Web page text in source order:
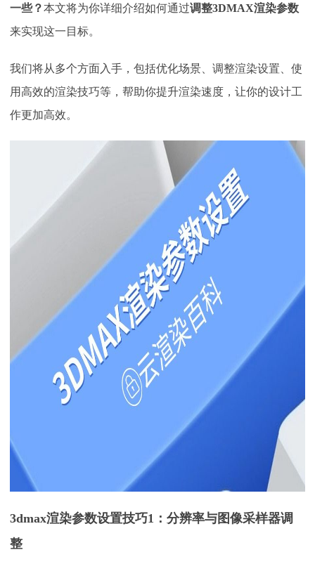
渲染大赛
渲染大赛
渲染大赛
渲染大赛
渲染大赛
渲染大赛
特惠专区
云渲染优惠攻略
青云平台
教育优惠
云渲染优惠攻略
青云平台
教育优惠
云渲染优惠攻略
青云平台
教育优惠
云渲染优惠攻略
青云平台
教育优惠
云渲染优惠攻略
青云平台
教育优惠
云渲染优惠攻略
青云平台
教育优惠
下载动画客户端
效果图客户端
动画客户端
效果图客户端
动画客户端
效果图客户端
动画客户端
效果图客户端
动画客户端
效果图客户端
动画客户端
效果图客户端
帮助/教程
一些？本文将为你详细介绍如何通过调整3DMAX渲染参数
来实现这一目标。
我们将从多个方面入手，包括优化场景、调整渲染设置、使
用高效的渲染技巧等，帮助你提升渲染速度，让你的设计工
作更加高效。
3dmax渲染参数设置技巧1：分辨率与图像采样器调
整